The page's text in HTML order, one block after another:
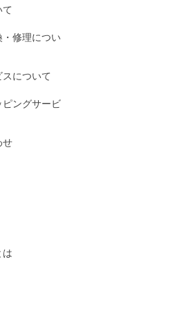
・修理につい
について
ピングサービ
せ
は